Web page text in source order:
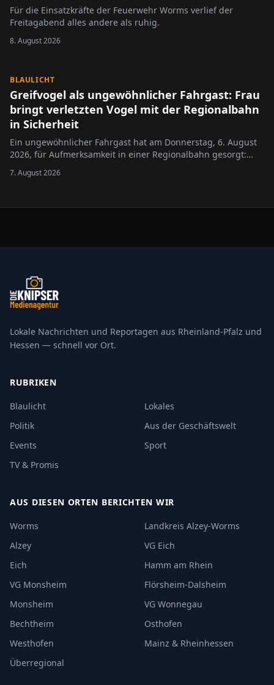
Für die Einsatzkräfte der Feuerwehr Worms verlief der
Freitagabend alles andere als ruhig.
8. August 2026
BLAULICHT
Greifvogel als ungewöhnlicher Fahrgast: Frau
bringt verletzten Vogel mit der Regionalbahn
in Sicherheit
Ein ungewöhnlicher Fahrgast hat am Donnerstag, 6. August
2026, für Aufmerksamkeit in einer Regionalbahn gesorgt:
sie das Tier am Vormittag mutmaßlich flugunfähig auf einem
7. August 2026
Lokale Nachrichten und Reportagen aus Rheinland-Pfalz und
Hessen — schnell vor Ort.
RUBRIKEN
Blaulicht
Lokales
Politik
Aus der Geschäftswelt
Events
Sport
TV & Promis
AUS DIESEN ORTEN BERICHTEN WIR
Worms
Landkreis Alzey-Worms
Alzey
VG Eich
Eich
Hamm am Rhein
VG Monsheim
Flörsheim-Dalsheim
Monsheim
VG Wonnegau
Bechtheim
Osthofen
Westhofen
Mainz & Rheinhessen
Überregional